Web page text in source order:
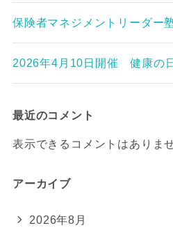
保険者マネジメントリーダー
2026年4月10日開催 健康の
最近のコメント
表示できるコメントはありませ
アーカイブ
2026年8月